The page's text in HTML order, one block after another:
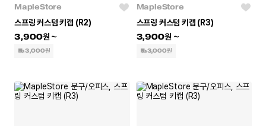
MapleStore
스프링 커스텀 키캡 (R2)
3,900
3,000원
MapleStore
스프링 커스텀 키캡 (R3)
3,900
3,000원